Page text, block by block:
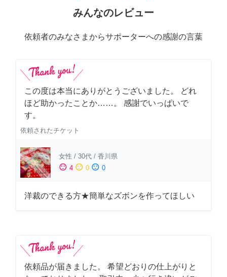
みんなのレビュー
依頼者のみなさまからサポーターへの感謝の言葉
この度は本当にありがとうございました。 どれ
ほど助かったことか……。 感謝でいっぱいで
す。
依頼されたチケット
女性 / 30代 / 香川県
sentiment_satisfied 4 sentiment_neutral 0 sentiment_dissatisfied 0
洋裁のできる方★簡単なズボンを作ってほしい
依頼品が届きました。 希望どおりの仕上がりと